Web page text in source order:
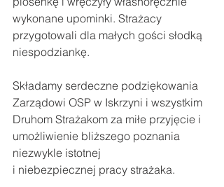
wykonane upominki. Strażacy
przygotowali dla małych gości słodką
niespodziankę.
Składamy serdeczne podziękowania
Zarządowi OSP w Iskrzyni i wszystkim
Druhom Strażakom za miłe przyjęcie i
umożliwienie bliższego poznania
niezwykle istotnej
i niebezpiecznej pracy strażaka.